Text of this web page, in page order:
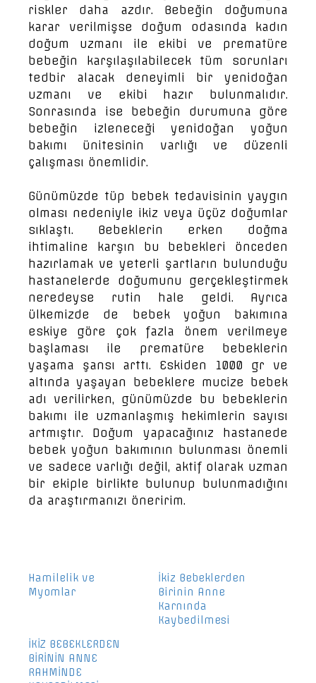
riskler daha azdır. Bebeğin doğumuna
karar verilmişse doğum odasında kadın
doğum uzmanı ile ekibi ve prematüre
bebeğin karşılaşılabilecek tüm sorunları
tedbir alacak deneyimli bir yenidoğan
uzmanı ve ekibi hazır bulunmalıdır.
Sonrasında ise bebeğin durumuna göre
bebeğin izleneceği yenidoğan yoğun
bakımı ünitesinin varlığı ve düzenli
çalışması önemlidir.
Günümüzde tüp bebek tedavisinin yaygın
olması nedeniyle ikiz veya üçüz doğumlar
sıklaştı. Bebeklerin erken doğma
ihtimaline karşın bu bebekleri önceden
hazırlamak ve yeterli şartların bulunduğu
hastanelerde doğumunu gerçekleştirmek
neredeyse rutin hale geldi. Ayrıca
ülkemizde de bebek yoğun bakımına
eskiye göre çok fazla önem verilmeye
başlaması ile prematüre bebeklerin
yaşama şansı arttı. Eskiden 1000 gr ve
altında yaşayan bebeklere mucize bebek
adı verilirken, günümüzde bu bebeklerin
bakımı ile uzmanlaşmış hekimlerin sayısı
artmıştır. Doğum yapacağınız hastanede
bebek yoğun bakımının bulunması önemli
ve sadece varlığı değil, aktif olarak uzman
bir ekiple birlikte bulunup bulunmadığını
da araştırmanızı öneririm.
Hamilelik ve
Myomlar
İkiz Bebeklerden
Birinin Anne
Karnında
Kaybedilmesi
İKİZ BEBEKLERDEN
BİRİNİN ANNE
RAHMİNDE